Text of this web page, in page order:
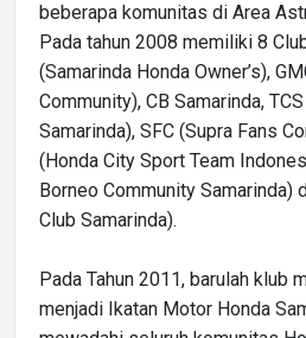
beberapa komunitas di Area
Pada tahun 2008 memiliki 8
(Samarinda Honda Owner’s),
Community), CB Samarinda,
Samarinda), SFC (Supra Fans
(Honda City Sport Team
Borneo Community Samarinda)
Club Samarinda).
Pada Tahun 2011, barulah klub
menjadi Ikatan Motor Honda